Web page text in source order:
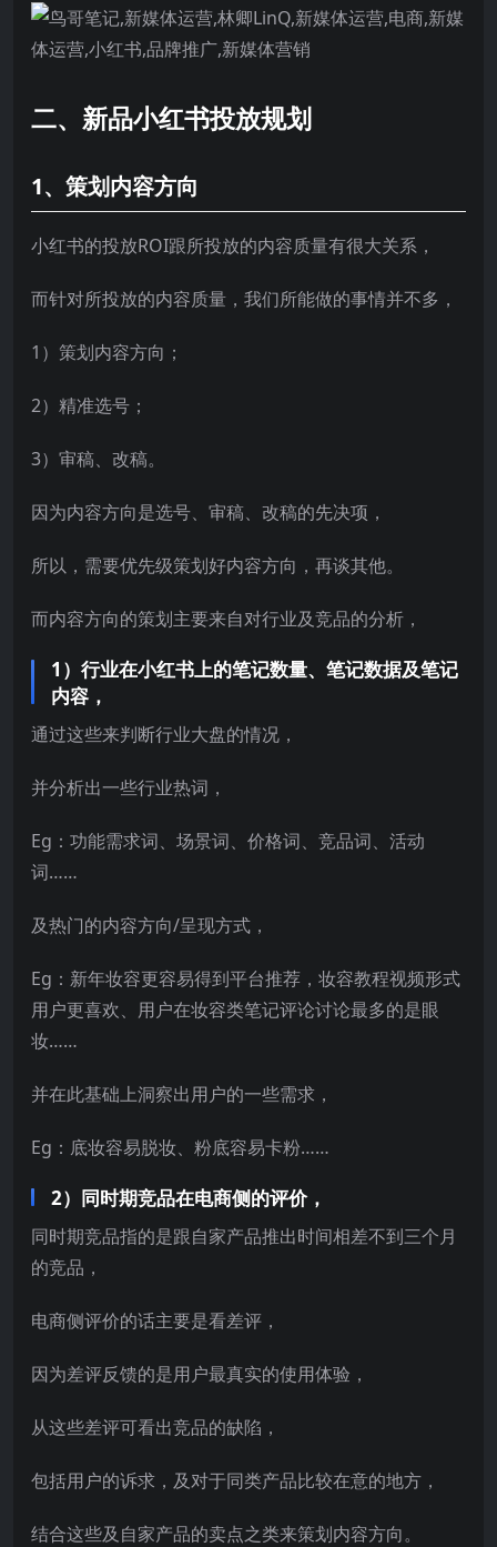
二、新品小红书投放规划
1、策划内容方向
小红书的投放ROI跟所投放的内容质量有很大关系，
而针对所投放的内容质量，我们所能做的事情并不多，
1）策划内容方向；
2）精准选号；
3）审稿、改稿。
因为内容方向是选号、审稿、改稿的先决项，
所以，需要优先级策划好内容方向，再谈其他。
而内容方向的策划主要来自对行业及竞品的分析，
1）行业在小红书上的笔记数量、笔记数据及笔记
内容，
通过这些来判断行业大盘的情况，
并分析出一些行业热词，
Eg：功能需求词、场景词、价格词、竞品词、活动
词……
及热门的内容方向/呈现方式，
Eg：新年妆容更容易得到平台推荐，妆容教程视频形式
用户更喜欢、用户在妆容类笔记评论讨论最多的是眼
妆……
并在此基础上洞察出用户的一些需求，
Eg：底妆容易脱妆、粉底容易卡粉……
2）同时期竞品在电商侧的评价，
同时期竞品指的是跟自家产品推出时间相差不到三个月
的竞品，
电商侧评价的话主要是看差评，
因为差评反馈的是用户最真实的使用体验，
从这些差评可看出竞品的缺陷，
包括用户的诉求，及对于同类产品比较在意的地方，
结合这些及自家产品的卖点之类来策划内容方向。